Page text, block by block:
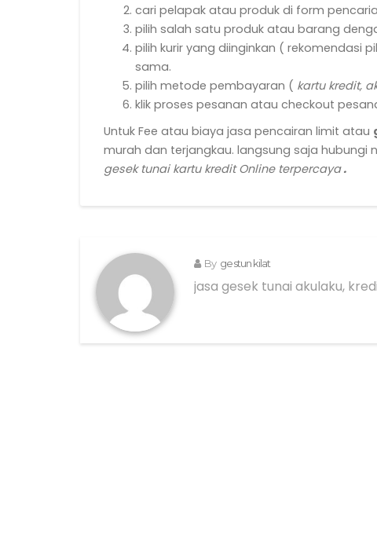
cari pelapak atau produk di form
pilih salah satu produk atau barang
pilih kurir yang diinginkan ( rekomendasi
sama.
pilih metode pembayaran ( kartu kredit,
klik proses pesanan atau checkout
Untuk Fee atau biaya jasa pencairan limit atau
murah dan terjangkau. langsung saja
gesek tunai kartu kredit Online terpercaya.
By gestun kilat
jasa gesek tunai akulaku,